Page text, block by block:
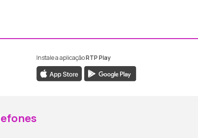
da RTP Madeira
da RTP Madeira
Instale a aplicaçãoRTP Play